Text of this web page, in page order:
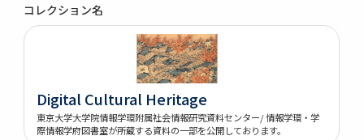
コレクション名
Digital Cultural Heritage
東京大学大学院情報学環附属社会情報研究資料センター/ 情報学環・学
際情報学府図書室が所蔵する資料の一部を公開しております。